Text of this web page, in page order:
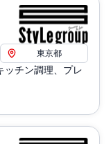
東京都
ッチン調理、プレ